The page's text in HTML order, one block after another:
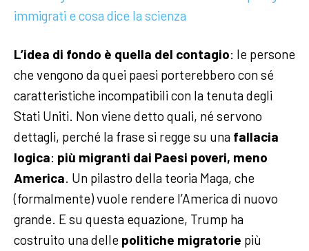
immigrati e cosa dice la scienza
L’idea di fondo è quella del contagio: le persone
che vengono da quei paesi porterebbero con sé
caratteristiche incompatibili con la tenuta degli
Stati Uniti. Non viene detto quali, né servono
dettagli, perché la frase si regge su una fallacia
logica: più migranti dai Paesi poveri, meno
America . Un pilastro della teoria Maga, che
(formalmente) vuole rendere l’America di nuovo
grande. E su questa equazione, Trump ha
costruito una delle politiche migratorie più